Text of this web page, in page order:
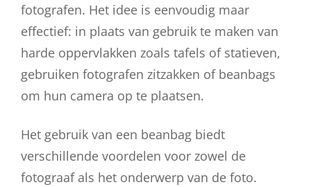
fotografen. Het idee is eenvoudig maar
effectief: in plaats van gebruik te maken van
harde oppervlakken zoals tafels of statieven,
gebruiken fotografen zitzakken of beanbags
om hun camera op te plaatsen.
Het gebruik van een beanbag biedt
verschillende voordelen voor zowel de
fotograaf als het onderwerp van de foto.